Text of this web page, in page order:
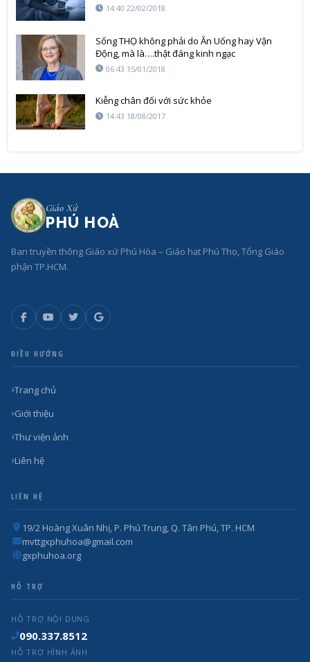
14:40 22/02/2018
Sống THỌ không phải do Ăn Uống hay Vận
Động, mà là….thật đáng kinh ngạc
06:43 15/01/2018
Kiễng chân đối với sức khỏe
14:43 18/08/2017
Giáo Xứ
PHÚ HOÀ
Ban truyền thông Giáo xứ Phú Hòa – Giáo hạt Phú Thọ, Tổng Giáo
phận TP.HCM.
ĐIỀU HƯỚNG
Trang chủ
Giới thiệu
Thư viện ảnh
Liên hệ
LIÊN HỆ
19/2 Hoàng Xuân Nhị, P. Phú Trung, Q. Tân Phú, TP. HCM
mvttgxphuhoa@gmail.com
gxphuhoa.org
HỖ TRỢ
HỖ TRỢ NỘI DUNG
090.337.8512
HỖ TRỢ HÌNH ẢNH